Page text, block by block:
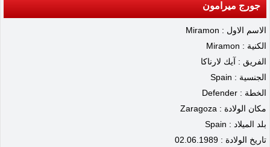
جورج ميرامون
الاسم الاول : Miramon
الكنية : Miramon
الفريق : آيك لارناكا
الجنسية : Spain
الخطة : Defender
مكان الولادة : Zaragoza
بلد الميلاد : Spain
تاريخ الولادة : 02.06.1989